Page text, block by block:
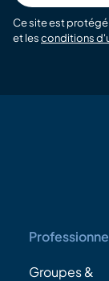
Ce site est protégé
et lesconditions
Groupes &